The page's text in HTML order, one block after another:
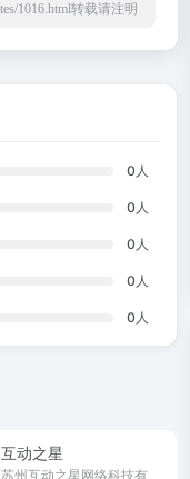
1016.html转载请注明
0 人
0 人
0 人
0 人
0 人
互动之星